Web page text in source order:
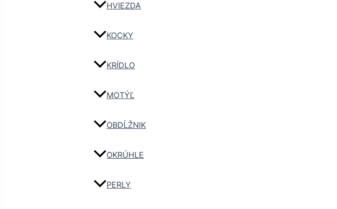
HVIEZDA
KOCKY
KRÍDLO
MOTÝĽ
OBDĹŽNIK
OKRÚHLE
PERLY